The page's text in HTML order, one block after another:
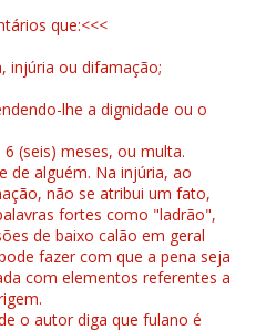
que:<<<
injúria ou difamação;
lhe a dignidade ou o
(seis) meses, ou multa.
de alguém. Na injúria, ao
não se atribui um fato,
fortes como "ladrão",
de baixo calão em geral
fazer com que a pena seja
com elementos referentes a
o autor diga que fulano é